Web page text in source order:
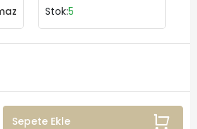
Stok:5
Sepete Ekle